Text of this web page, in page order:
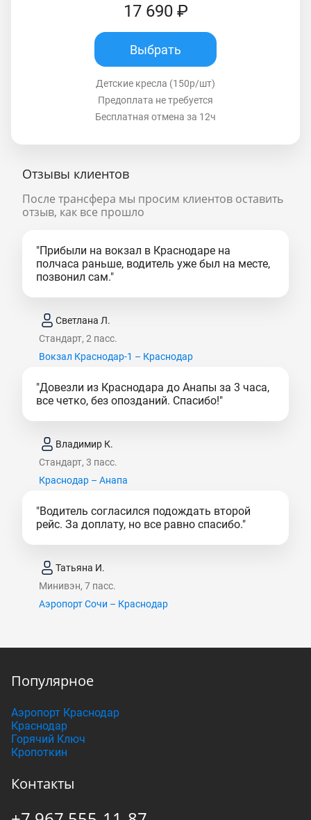
17 690 ₽
Выбрать
Детские кресла (150р/шт)
Предоплата не требуется
Бесплатная отмена за 12ч
Отзывы клиентов
После трансфера мы просим клиентов оставить
отзыв, как все прошло
"Прибыли на вокзал в Краснодаре на
полчаса раньше, водитель уже был на месте,
позвонил сам."
Светлана Л.
Стандарт, 2 пасс.
Вокзал Краснодар-1 – Краснодар
"Довезли из Краснодара до Анапы за 3 часа,
все четко, без опозданий. Спасибо!"
Владимир К.
Стандарт, 3 пасс.
Краснодар – Анапа
"Водитель согласился подождать второй
рейс. За доплату, но все равно спасибо."
Татьяна И.
Минивэн, 7 пасс.
Аэропорт Сочи – Краснодар
Популярное
Аэропорт Краснодар
Краснодар
Горячий Ключ
Кропоткин
Контакты